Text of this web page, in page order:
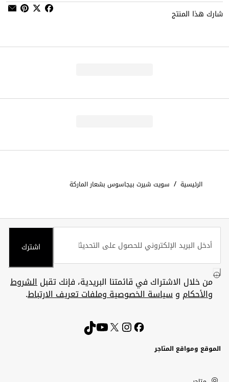
شارك هذا المنتج
الرئيسية / سويت شيرت بيجاسوس بشعار الماركة
اشترك
من خلال الاشتراك في قائمتنا البريدية، فإنك تقبلالشروط
والأحكام وسياسة الخصوصية وملفات تعريف الارتباط.
الموقع ومواقع المتاجر
United
Kuwait
الإمارات
الكويت